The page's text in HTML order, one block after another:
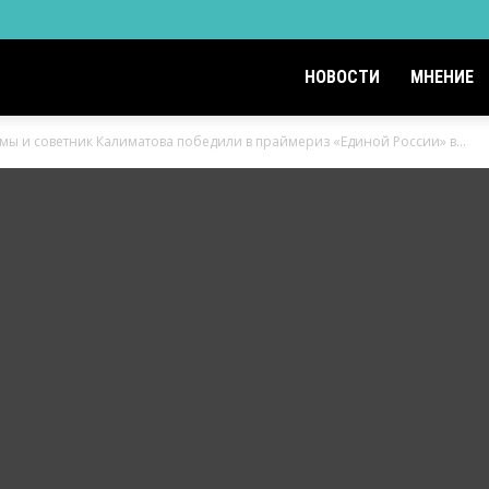
НОВОСТИ МНЕНИЕ
и советник Калиматова победили в праймериз «Единой России» в...